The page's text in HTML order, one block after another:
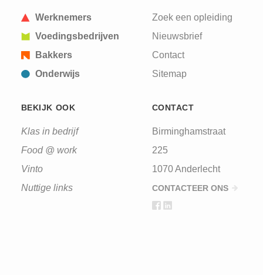
Werknemers
Voedingsbedrijven
Bakkers
Onderwijs
Zoek een opleiding
Nieuwsbrief
Contact
Sitemap
BEKIJK OOK
Klas in bedrijf
Food @ work
Vinto
Nuttige links
CONTACT
Birminghamstraat
225
1070 Anderlecht
CONTACTEER ONS